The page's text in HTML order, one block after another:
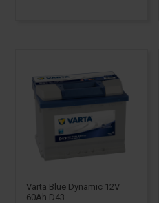
Varta Blue Dynamic 12V
60Ah D43